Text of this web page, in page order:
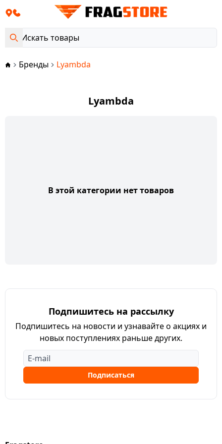
Бренды Lyambda
Lyambda
В этой категории нет товаров
Подпишитесь на рассылку
Подпишитесь на новости и узнавайте о акциях и
новых поступлениях раньше других.
Подписаться